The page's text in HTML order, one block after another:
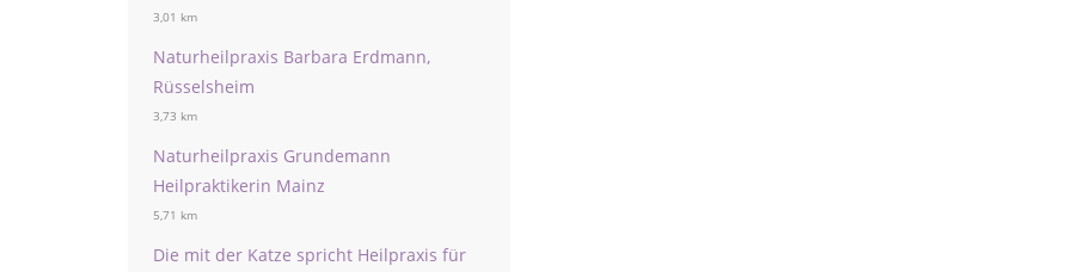
3,01 km
Naturheilpraxis Barbara Erdmann,
Rüsselsheim
3,73 km
Naturheilpraxis Grundemann
Heilpraktikerin Mainz
5,71 km
Die mit der Katze spricht Heilpraxis für